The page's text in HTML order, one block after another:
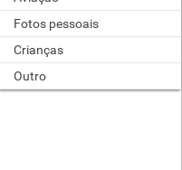
Fotos pessoais
Crianças
Outro